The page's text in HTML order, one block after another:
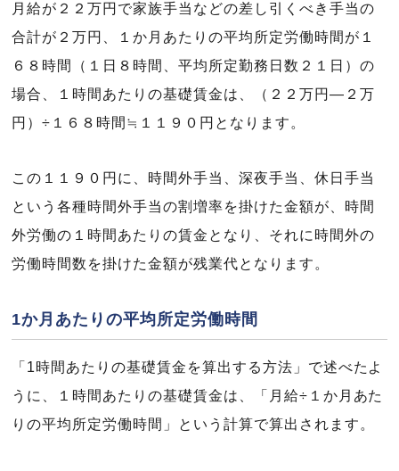
月給が２２万円で家族手当などの差し引くべき手当の
合計が２万円、１か月あたりの平均所定労働時間が１
６８時間（１日８時間、平均所定勤務日数２１日）の
場合、１時間あたりの基礎賃金は、（２２万円―２万
円）÷１６８時間≒１１９０円となります。
この１１９０円に、時間外手当、深夜手当、休日手当
という各種時間外手当の割増率を掛けた金額が、時間
外労働の１時間あたりの賃金となり、それに時間外の
労働時間数を掛けた金額が残業代となります。
1か月あたりの平均所定労働時間
「1時間あたりの基礎賃金を算出する方法」で述べたよ
うに、１時間あたりの基礎賃金は、「月給÷１か月あた
りの平均所定労働時間」という計算で算出されます。